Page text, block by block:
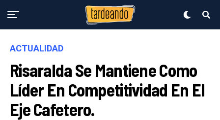
ACTUALIDAD
Risaralda Se Mantiene Como
Líder En Competitividad En El
Eje Cafetero.